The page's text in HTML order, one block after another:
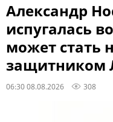
Александр
испугалась
может стать
защитником
06:30 08.08.2026 308